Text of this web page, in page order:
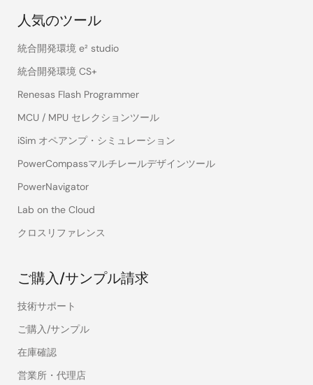
人気のツール
統合開発環境 e² studio
統合開発環境 CS+
Renesas Flash Programmer
MCU / MPU セレクションツール
iSim オペアンプ・シミュレーション
PowerCompassマルチレールデザインツール
PowerNavigator
Lab on the Cloud
クロスリファレンス
ご購入/サンプル請求
技術サポート
ご購入/サンプル
在庫確認
営業所・代理店